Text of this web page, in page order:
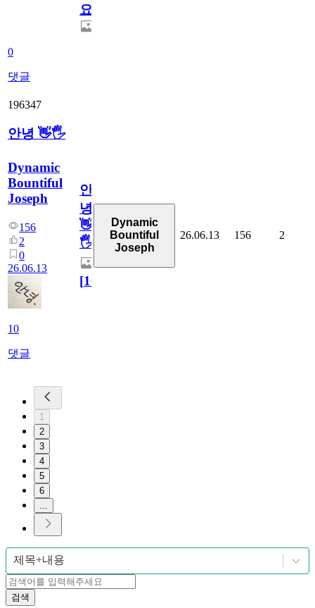
0
댓글
요.
196347
안녕 👋🖐
Dynamic
Bountiful
Joseph
156
2
0
26.06.13
10
댓글
안
녕
👋
🖐
[10
Dynamic
Bountiful
Joseph
26.06.13 156 2
1
2
3
4
5
6
제목+내용
검색